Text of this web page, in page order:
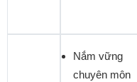
Nắm vững
chuyên môn